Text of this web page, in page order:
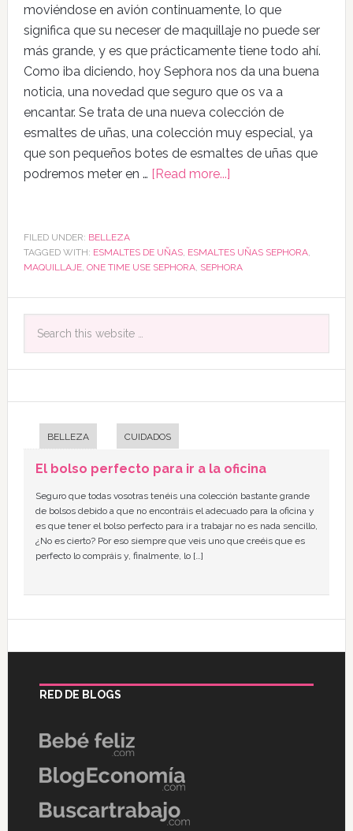
moviéndose en avión continuamente, lo que
significa que su neceser de maquillaje no puede ser
más grande, y es que prácticamente tiene todo ahí.
Como iba diciendo, hoy Sephora nos da una buena
noticia, una novedad que seguro que os va a
encantar. Se trata de una nueva colección de
esmaltes de uñas, una colección muy especial, ya
que son pequeños botes de esmaltes de uñas que
podremos meter en … [Read more...]
FILED UNDER: BELLEZA
TAGGED WITH: ESMALTES DE UÑAS, ESMALTES UÑAS SEPHORA,
MAQUILLAJE, ONE TIME USE SEPHORA, SEPHORA
BELLEZA CUIDADOS
El bolso perfecto para ir a la oficina
Seguro que todas vosotras tenéis una colección bastante grande
de bolsos debido a que no encontráis el adecuado para la oficina y
es que tener el bolso perfecto para ir a trabajar no es nada sencillo,
¿No es cierto? Por eso siempre que veis uno que creéis que es
perfecto lo compráis y, finalmente, lo […]
RED DE BLOGS